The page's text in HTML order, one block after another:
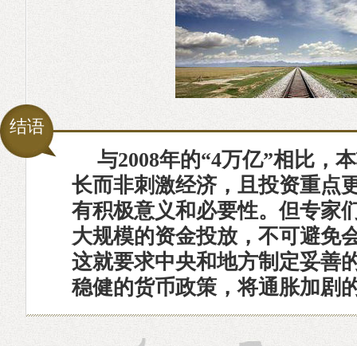
结语
与2008年的“4万亿”相比，
长而非刺激经济，且投资重点
有积极意义和必要性。但专家
大规模的资金投放，不可避免
这就要求中央和地方制定妥善
稳健的货币政策，将通胀加剧